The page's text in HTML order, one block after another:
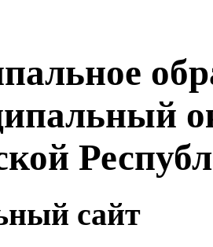
сайт